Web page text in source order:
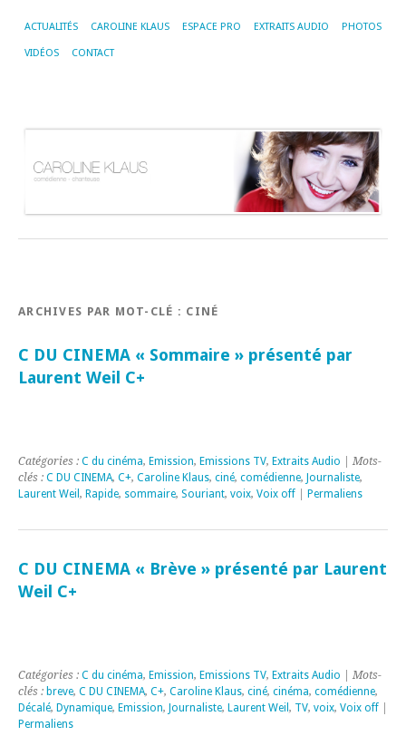
ACTUALITÉS CAROLINE KLAUS ESPACE PRO EXTRAITS AUDIO PHOTOS
VIDÉOS CONTACT
ARCHIVES PAR MOT-CLÉ : CINÉ
C DU CINEMA « Sommaire » présenté par
Laurent Weil C+
Catégories : C du cinéma, Emission, Emissions TV, Extraits Audio | Mots-
clés : C DU CINEMA, C+, Caroline Klaus, ciné, comédienne, Journaliste,
Laurent Weil , Rapide, sommaire, Souriant, voix, Voix off Permaliens
C DU CINEMA « Brève » présenté par Laurent
Weil C+
Catégories : C du cinéma, Emission, Emissions TV, Extraits Audio | Mots-
clés : breve, C DU CINEMA, C+, Caroline Klaus, ciné, cinéma, comédienne,
Décalé, Dynamique, Emission, Journaliste, Laurent Weil , TV, voix, Voix off
Permaliens